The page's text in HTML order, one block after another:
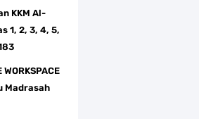
KKM Al-
1, 2, 3, 4, 5,
Madrasah